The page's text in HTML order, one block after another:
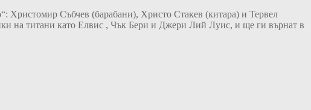
Христомир Събчев (барабани), Христо Стакев (китара) и Тервел
на титани като Елвис , Чък Бери и Джери Лий Луис, и ще ги върнат в